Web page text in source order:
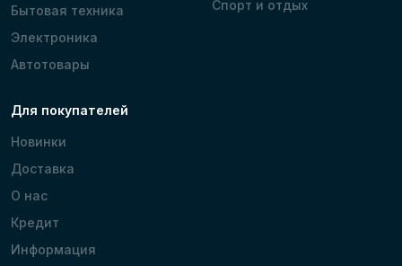
Бытовая техника
Электроника
Автотовары
Спорт и отдых
Для покупателей
Новинки
Доставка
О нас
Кредит
Информация